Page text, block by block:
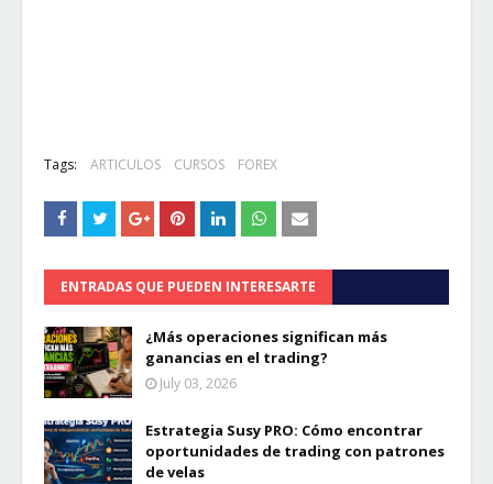
Tags: ARTICULOS CURSOS FOREX
ENTRADAS QUE PUEDEN INTERESARTE
¿Más operaciones significan más
ganancias en el trading?
July 03, 2026
Estrategia Susy PRO: Cómo encontrar
oportunidades de trading con patrones
de velas